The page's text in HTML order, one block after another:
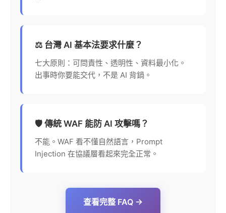
⚖️ 台灣 AI 基本法要求什麼？
七大原則：可問責性、透明性、資料最小化。
出事時你要能交代，不是 AI 背鍋。
🛡️ 傳統 WAF 能防 AI 攻擊嗎？
不能。WAF 看不懂自然語言，Prompt
Injection 在協議層看起來完全正常。
查看完整 FAQ →